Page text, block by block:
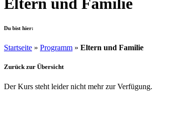
Eltern und Familie
Du bist hier:
Startseite » Programm » Eltern und Familie
Zurück zur Übersicht
Der Kurs steht leider nicht mehr zur Verfügung.